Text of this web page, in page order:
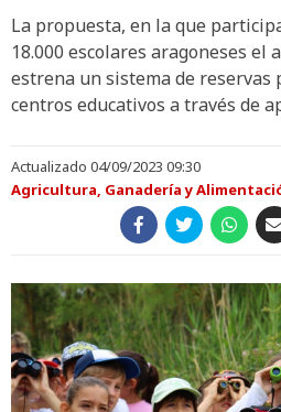
La propuesta, en la que
18.000 escolares aragoneses el
estrena un sistema de reservas
centros educativos a través de
Actualizado 04/09/2023 09:30
Agricultura, Ganadería y